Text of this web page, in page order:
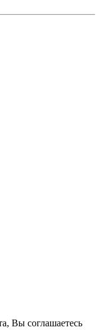
Вы соглашаетесь